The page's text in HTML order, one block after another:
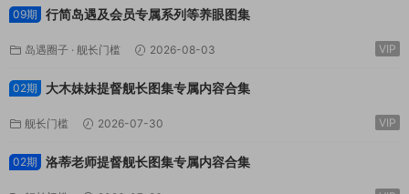
09期
行简岛遇及会员专属系列等养眼图集
岛遇圈子 · 舰长门槛 2026-08-03 VIP
02期 大木妹妹提督舰长图集专属内容合集
舰长门槛 2026-07-30 VIP
02期 洛蒂老师提督舰长图集专属内容合集